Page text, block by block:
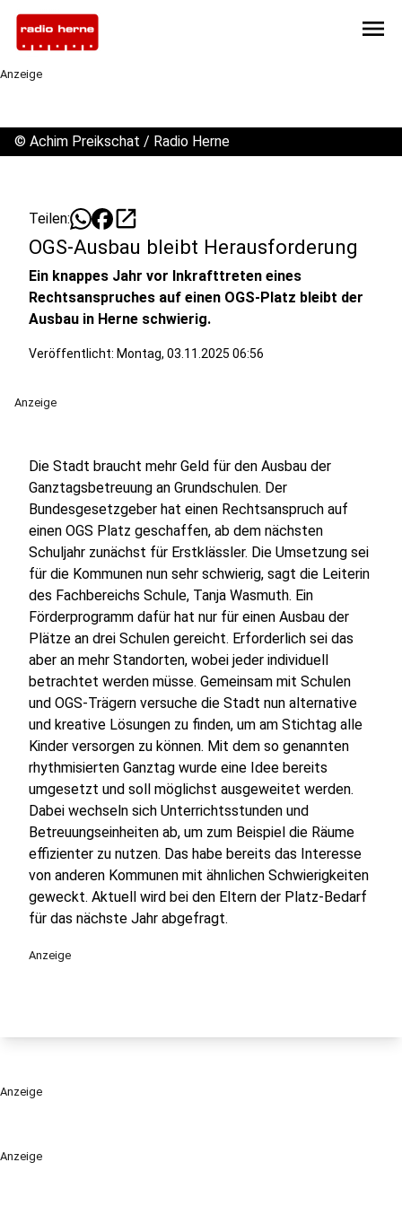
menu
Anzeige
Anzeige
© Achim Preikschat / Radio Herne
Teilen: open_in_new
OGS-Ausbau bleibt Herausforderung
Ein knappes Jahr vor Inkrafttreten eines
Rechtsanspruches auf einen OGS-Platz bleibt der
Ausbau in Herne schwierig.
Veröffentlicht: Montag, 03.11.2025 06:56
Anzeige
Die Stadt braucht mehr Geld für den Ausbau der
Ganztagsbetreuung an Grundschulen. Der
Bundesgesetzgeber hat einen Rechtsanspruch auf
einen OGS Platz geschaffen, ab dem nächsten
Schuljahr zunächst für Erstklässler. Die Umsetzung sei
für die Kommunen nun sehr schwierig, sagt die Leiterin
des Fachbereichs Schule, Tanja Wasmuth. Ein
Förderprogramm dafür hat nur für einen Ausbau der
Plätze an drei Schulen gereicht. Erforderlich sei das
aber an mehr Standorten, wobei jeder individuell
betrachtet werden müsse. Gemeinsam mit Schulen
und OGS-Trägern versuche die Stadt nun alternative
und kreative Lösungen zu finden, um am Stichtag alle
Kinder versorgen zu können. Mit dem so genannten
rhythmisierten Ganztag wurde eine Idee bereits
umgesetzt und soll möglichst ausgeweitet werden.
Dabei wechseln sich Unterrichtsstunden und
Betreuungseinheiten ab, um zum Beispiel die Räume
effizienter zu nutzen. Das habe bereits das Interesse
von anderen Kommunen mit ähnlichen Schwierigkeiten
geweckt. Aktuell wird bei den Eltern der Platz-Bedarf
für das nächste Jahr abgefragt.
Anzeige
Anzeige